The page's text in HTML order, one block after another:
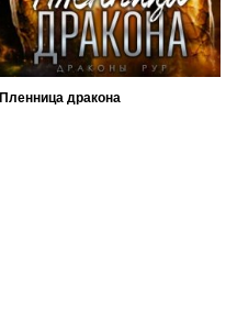
Пленница дракона